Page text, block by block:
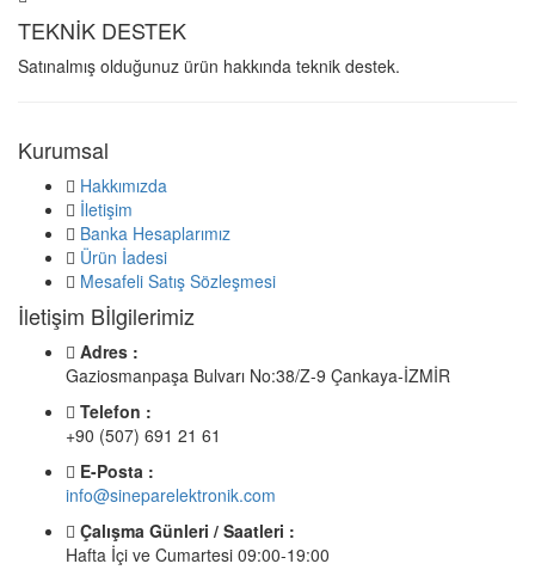
TEKNİK DESTEK
Satınalmış olduğunuz ürün hakkında teknik destek.
Kurumsal
Hakkımızda
İletişim
Banka Hesaplarımız
Ürün İadesi
Mesafeli Satış Sözleşmesi
İletişim Bİlgilerimiz
Adres :
Gaziosmanpaşa Bulvarı No:38/Z-9 Çankaya-İZMİR
Telefon :
+90 (507) 691 21 61
E-Posta :
info@sineparelektronik.com
Çalışma Günleri / Saatleri :
Hafta İçi ve Cumartesi 09:00-19:00